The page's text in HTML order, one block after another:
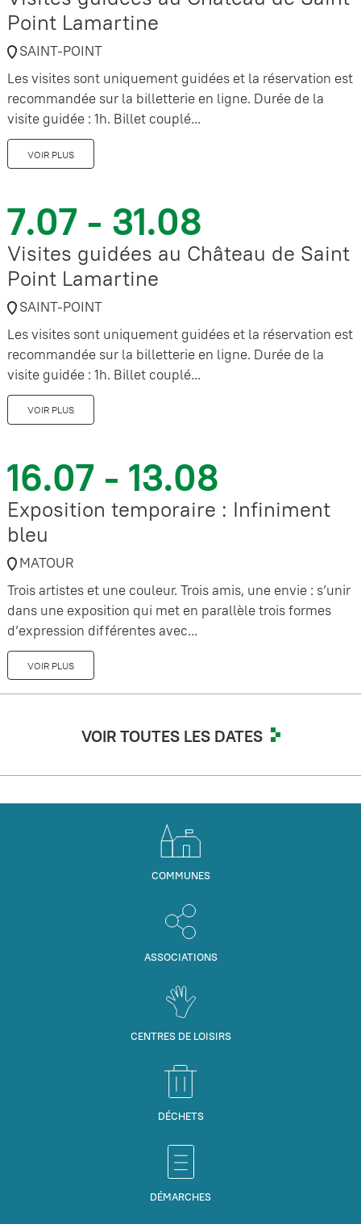
Point Lamartine
SAINT-POINT
Les visites sont uniquement guidées et la réservation est
recommandée sur la billetterie en ligne. Durée de la
visite guidée : 1h. Billet couplé...
VOIR PLUS
7.07 - 31.08
Visites guidées au Château de Saint
Point Lamartine
SAINT-POINT
Les visites sont uniquement guidées et la réservation est
recommandée sur la billetterie en ligne. Durée de la
visite guidée : 1h. Billet couplé...
VOIR PLUS
16.07 - 13.08
Exposition temporaire : Infiniment
bleu
MATOUR
Trois artistes et une couleur. Trois amis, une envie : s’unir
dans une exposition qui met en parallèle trois formes
d’expression différentes avec...
VOIR PLUS
VOIR TOUTES LES DATES
COMMUNES
ASSOCIATIONS
CENTRES DE LOISIRS
DÉCHETS
DÉMARCHES